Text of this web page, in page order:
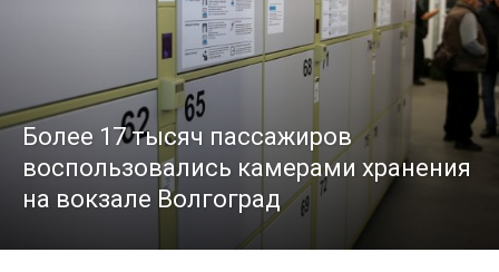
Более 17 тысяч пассажиров
воспользовались камерами хранения
на вокзале Волгоград